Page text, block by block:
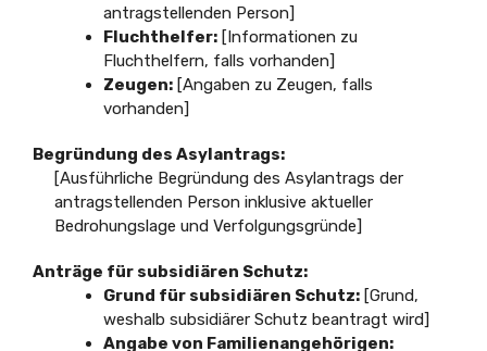
antragstellenden Person]
Fluchthelfer: [Informationen zu
Fluchthelfern, falls vorhanden]
Zeugen: [Angaben zu Zeugen, falls
vorhanden]
Begründung des Asylantrags:
[Ausführliche Begründung des Asylantrags der
antragstellenden Person inklusive aktueller
Bedrohungslage und Verfolgungsgründe]
Anträge für subsidiären Schutz:
Grund für subsidiären Schutz: [Grund,
weshalb subsidiärer Schutz beantragt wird]
Angabe von Familienangehörigen: